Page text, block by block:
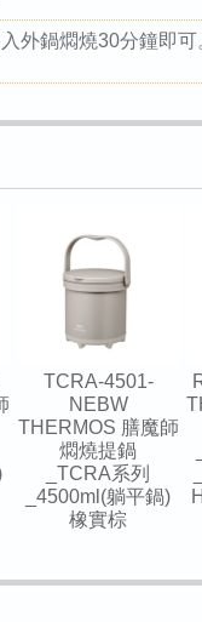
外鍋燜燒30分鐘即可
TCRA-4501-
NEBW
THERMOS 膳魔師
燜燒提鍋
_TCRA系列
_4500ml(躺平鍋)
橡實棕